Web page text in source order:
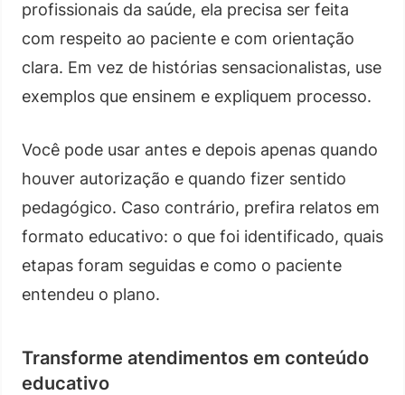
profissionais da saúde, ela precisa ser feita
com respeito ao paciente e com orientação
clara. Em vez de histórias sensacionalistas, use
exemplos que ensinem e expliquem processo.
Você pode usar antes e depois apenas quando
houver autorização e quando fizer sentido
pedagógico. Caso contrário, prefira relatos em
formato educativo: o que foi identificado, quais
etapas foram seguidas e como o paciente
entendeu o plano.
Transforme atendimentos em conteúdo
educativo